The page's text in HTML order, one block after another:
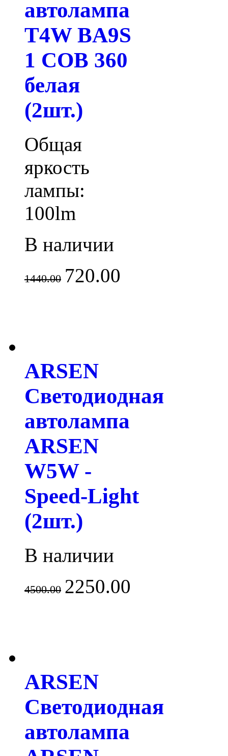
автолампа
T4W BA9S
1 COB 360
белая
(2шт.)
Общая
яркость
лампы:
100lm
В наличии
1440.00 720.00
ARSEN
Светодиодная
автолампа
ARSEN
W5W -
Speed-Light
(2шт.)
В наличии
4500.00 2250.00
ARSEN
Светодиодная
автолампа